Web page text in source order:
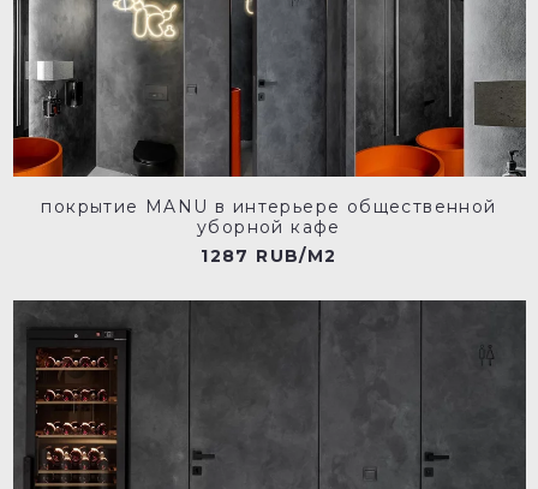
покрытие MANU в интерьере общественной
уборной кафе
1287 RUB/M2